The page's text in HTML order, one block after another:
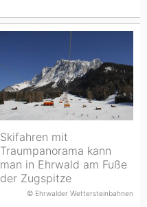
Skifahren mit
Traumpanorama kann
man in Ehrwald am Fuße
der Zugspitze
© Ehrwalder Wettersteinbahnen